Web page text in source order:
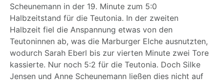
Scheunemann in der 19. Minute zum 5:0
Halbzeitstand für die Teutonia. In der zweiten
Halbzeit fiel die Anspannung etwas von den
Teutoninnen ab, was die Marburger Elche ausnutzten,
wodurch Sarah Eberl bis zur vierten Minute zwei Tore
kassierte. Nur noch 5:2 für die Teutonia. Doch Silke
Jensen und Anne Scheunemann ließen dies nicht auf